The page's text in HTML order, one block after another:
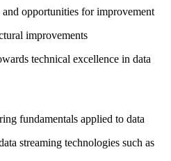
opportunities for improvement
improvements
technical excellence in data
fundamentals applied to data
streaming technologies such as